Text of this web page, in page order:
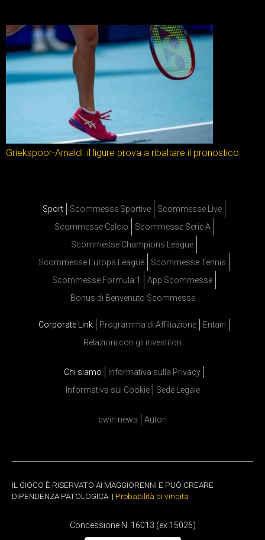
Griekspoor-Arnaldi: il ligure prova a ribaltare il pronostico
Sport Scommesse Sportive
Scommesse Live
Scommesse Calcio
Scommesse Serie A
Scommesse Champions League
Scommesse Europa League
Scommesse Tennis
Scommesse Formula 1
App Scommesse
Bonus di Benvenuto Scommesse
Corporate Link Programma di Affiliazione
Entain
Relazioni con gli investitori
Chi siamo
Informativa sulla Privacy
Informativa sui Cookie
Sede Legale
bwin news Autori
IL GIOCO È RISERVATO AI MAGGIORENNI E PUÒ CREARE
DIPENDENZA PATOLOGICA. | Probabilità di vincita
Concessione N. 16013 (ex 15026)